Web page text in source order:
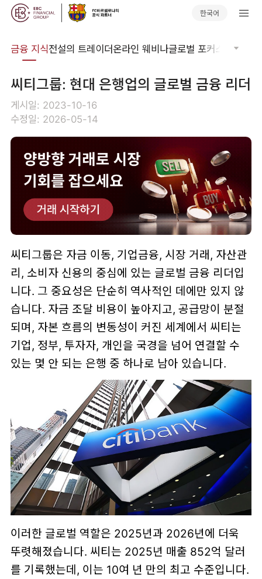
한국어
금융 지식전설의 트레이더온라인 웨비나글로벌 포커스 기술적
씨티그룹: 현대 은행업의 글로벌 금융 리더
게시일: 2023-10-16
수정일: 2026-05-14
씨티그룹은 자금 이동, 기업금융, 시장 거래, 자산관
리, 소비자 신용의 중심에 있는 글로벌 금융 리더입
니다. 그 중요성은 단순히 역사적인 데에만 있지 않
습니다. 자금 조달 비용이 높아지고, 공급망이 분절
되며, 자본 흐름의 변동성이 커진 세계에서 씨티는
기업, 정부, 투자자, 개인을 국경을 넘어 연결할 수
있는 몇 안 되는 은행 중 하나로 남아 있습니다.
이러한 글로벌 역할은 2025년과 2026년에 더욱
뚜렷해졌습니다. 씨티는 2025년 매출 852억 달러
를 기록했는데, 이는 10여 년 만의 최고 수준입니다.